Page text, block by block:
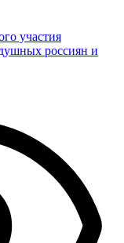
участия
россиян и